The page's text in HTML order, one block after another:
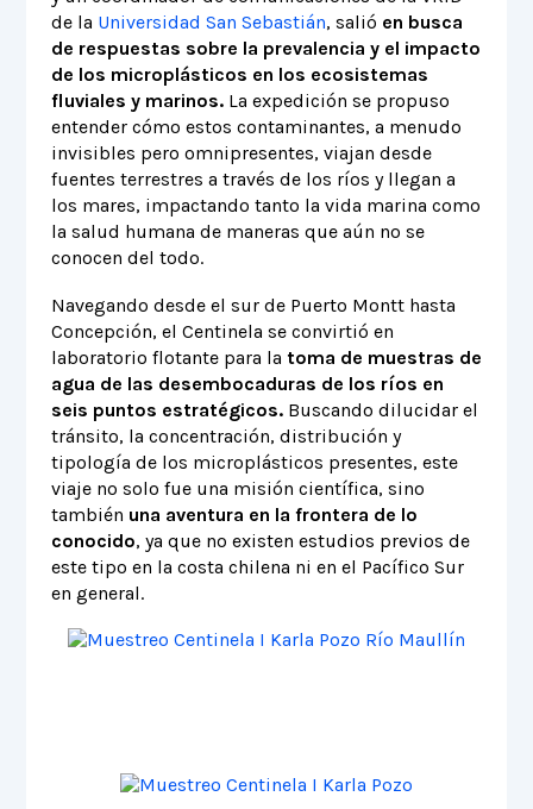
de la Universidad San Sebastián, salió en busca
de respuestas sobre la prevalencia y el impacto
de los microplásticos en los ecosistemas
fluviales y marinos.La expedición se propuso
entender cómo estos contaminantes, a menudo
invisibles pero omnipresentes, viajan desde
fuentes terrestres a través de los ríos y llegan a
los mares, impactando tanto la vida marina como
la salud humana de maneras que aún no se
conocen del todo.
Navegando desde el sur de Puerto Montt hasta
Concepción, el Centinela se convirtió en
laboratorio flotante para la toma de muestras de
agua de las desembocaduras de los ríos en
seis puntos estratégicos.Buscando dilucidar el
tránsito, la concentración, distribución y
tipología de los microplásticos presentes, este
viaje no solo fue una misión científica, sino
también una aventura en la frontera de lo
conocido, ya que no existen estudios previos de
este tipo en la costa chilena ni en el Pacífico Sur
en general.